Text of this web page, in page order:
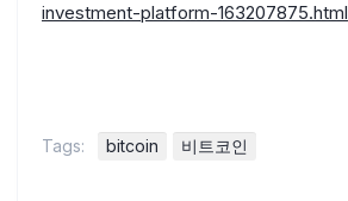
investment-platform-163207875.html
Tags: bitcoin 비트코인